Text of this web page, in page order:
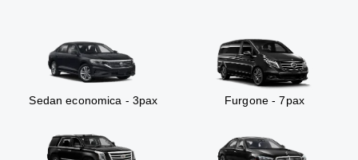
Sedan economica - 3pax Furgone - 7pax